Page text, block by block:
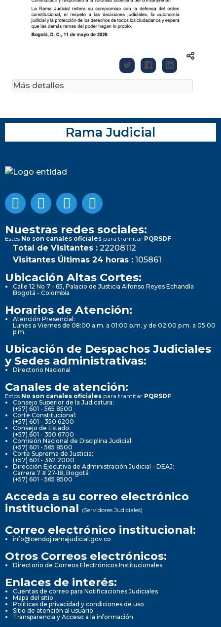
Más detalles
Rama Judicial
Nuestras redes sociales:
Estos No son canales oficiales para tramitar PQRSDF
Total de Visitantes : 22208112
Visitantes Últimas 24 horas : 105861
Ubicación Altas Cortes:
Calle 12 No 7 - 65, Palacio de Justicia Alfonso Reyes Echandía
Bogotá - Colombia
Horarios de Atención:
Atención Presencial:
Lunes a Viernes de 08:00 a.m. a 01:00 p.m. y de 02:00 p.m. a 05:00
p.m.
Ubicación de Despachos Judiciales
y Sedes administrativas:
Directorio Nacional
Canales de atención:
Estos No son canales oficiales para tramitar PQRSDF
Consejo Superior de la Judicatura:
(+57) 601 - 565 8500
Corte Constitucional:
(+57) 601 - 350 6200
Consejo de Estado:
(+57) 601 - 350 6700
Comisión Nacional de Disciplina Judicial:
(+57) 601 - 565 8500
Corte Suprema de Justicia:
(+57) 601 - 362 2000
Dirección Ejecutiva de Administración Judicial - DEAJ:
Carrera 7 # 27-18, Bogotá
(+57) 601 - 565 8500
Acceda a su correo electrónico
institucional (Servidores Judiciales)
Correo electrónico institucional:
info@cendoj.ramajudicial.gov.co
Otros Correos electrónicos:
Directorio de Correos Electrónicos Institucionales
Enlaces de interés:
Cuentas de correo para Notificaciones Judiciales
Mapa del sitio
Políticas de privacidad y condiciones de uso
Sitio de atención al usuario
Transparencia y Acceso a la información